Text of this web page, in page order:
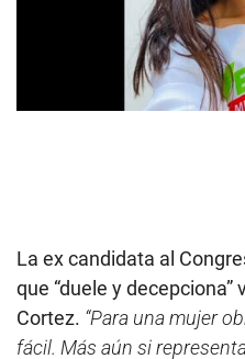
La ex candidata al
que “duele y
Cortez. “Para una mujer
fácil. Más aún si